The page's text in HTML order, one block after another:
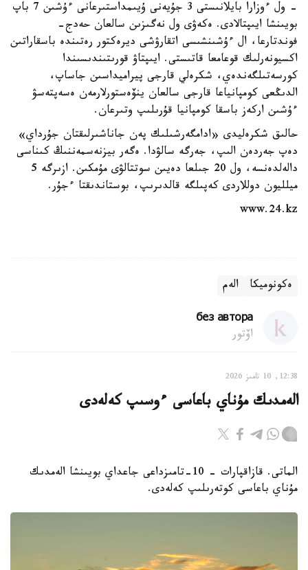
- ول ءوزارا بايلانىستى 3 جۇيەنى ۇيىمداستىرعانى ءۇشىن 7 باپ
بويىنشا ايىپتالادى. ەكەۋى ول نەگىزىن سالعان حەدج-
فوندتارعا، ال ءۇشىنشىسى اتقارۋشى ديرەكتور رەتىندە باسقاراتىن
اكسيونەرلىك قوعامعا قاتىستى. ايىپتاۋ قورىتىندىسىندا
كورسەتىلگەندەي، شكرەلي قارجى پيراميداسىن جاساپ،
الدىڭعى كومپانياعا قارجى سالعان ينۆەستورلارمەن ەسەپتەسۋ
ءۇشىن اركەز باسقا كومپانيا قۇرىلىپ وتىرعان.
حالىق شكرەليدى «ادامگەرشىلىك پەن جاناشىرلىقتان جۇرداي»
دەپ جەردەن الىپ، جەرگە سالۋدا. ەگەر بيزنەسمەننىڭ كىناسى
دالەلدەنسە، ول 20 جىلعا دەيىن سوتتالۋى مۇمكىن. ازىرگە 5
ميلليون دوللاردى كەپىلگە قالدىرىپ، بوستاندىقتا ءجۇر.
www.24.kz
ەكونوميكا الەم
без автора
اۆتور
12:38, 10 تامىز 2026
الەمدىك مۇناي باعاسى ءوسىپ كەلەدى
الماتى. قازاقپارات – 10-تامىزداعى جاعداي بويىنشا الەمدىك
مۇناي باعاسى كوتەرىلىپ كەلەدى.